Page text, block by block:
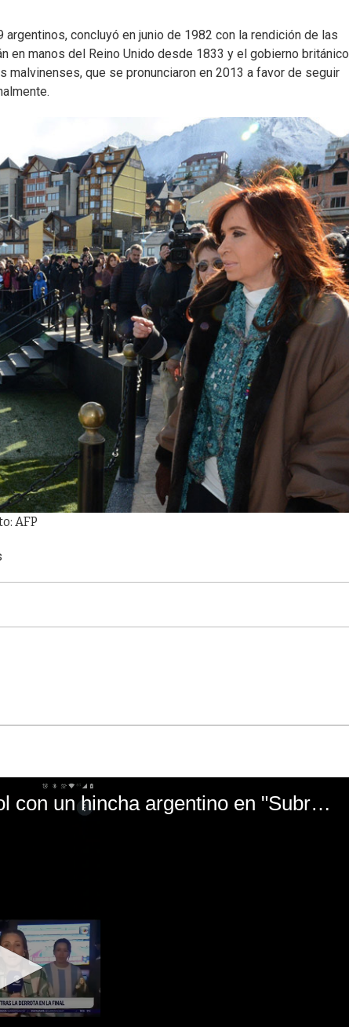
concluyó en junio de 1982 con la rendición de las
manos del Reino Unido desde 1833 y el gobierno británico
que se pronunciaron en 2013 a favor de seguir
AFP
El mal momento de Yanina Gasañol con un hincha argentino en "Subrayado"